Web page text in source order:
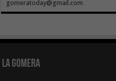
gomeratoday@gmail.com
La Gomera